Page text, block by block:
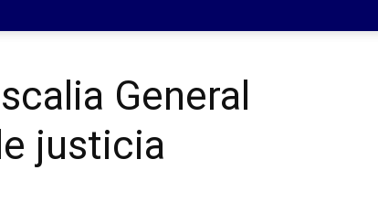
General
justicia